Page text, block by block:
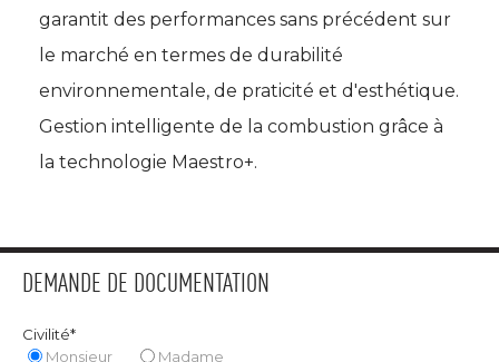
garantit des performances sans précédent sur
le marché en termes de durabilité
environnementale, de praticité et d'esthétique.
Gestion intelligente de la combustion grâce à
la technologie Maestro+.
DEMANDE DE DOCUMENTATION
Civilité*
Monsieur
Madame